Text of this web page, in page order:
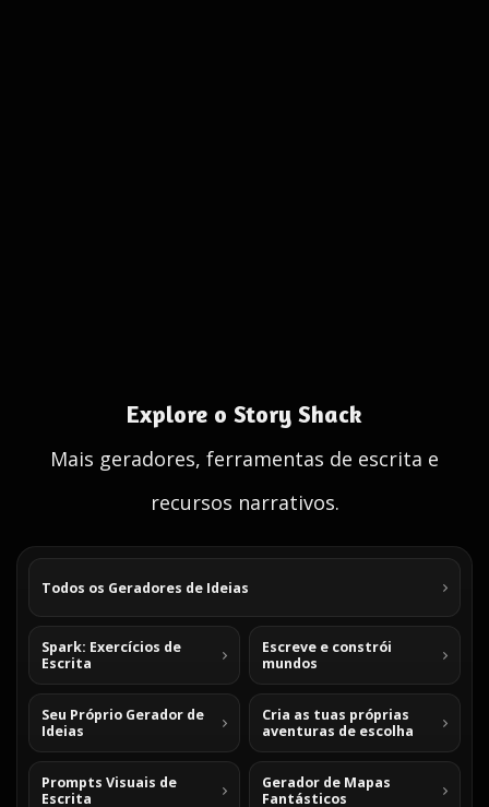
Explore o Story Shack
Mais geradores, ferramentas de escrita e
recursos narrativos.
Todos os Geradores de Ideias
Spark: Exercícios de
Escrita
Escreve e constrói
mundos
Seu Próprio Gerador de
Ideias
Cria as tuas próprias
aventuras de escolha
Prompts Visuais de
Escrita
Gerador de Mapas
Fantásticos